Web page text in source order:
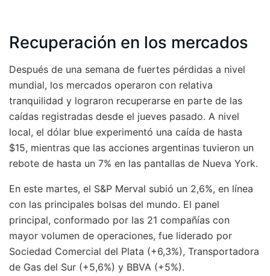
Recuperación en los mercados
Después de una semana de fuertes pérdidas a nivel
mundial, los mercados operaron con relativa
tranquilidad y lograron recuperarse en parte de las
caídas registradas desde el jueves pasado. A nivel
local, el dólar blue experimentó una caída de hasta
$15, mientras que las acciones argentinas tuvieron un
rebote de hasta un 7% en las pantallas de Nueva York.
En este martes, el S&P Merval subió un 2,6%, en línea
con las principales bolsas del mundo. El panel
principal, conformado por las 21 compañías con
mayor volumen de operaciones, fue liderado por
Sociedad Comercial del Plata (+6,3%), Transportadora
de Gas del Sur (+5,6%) y BBVA (+5%).